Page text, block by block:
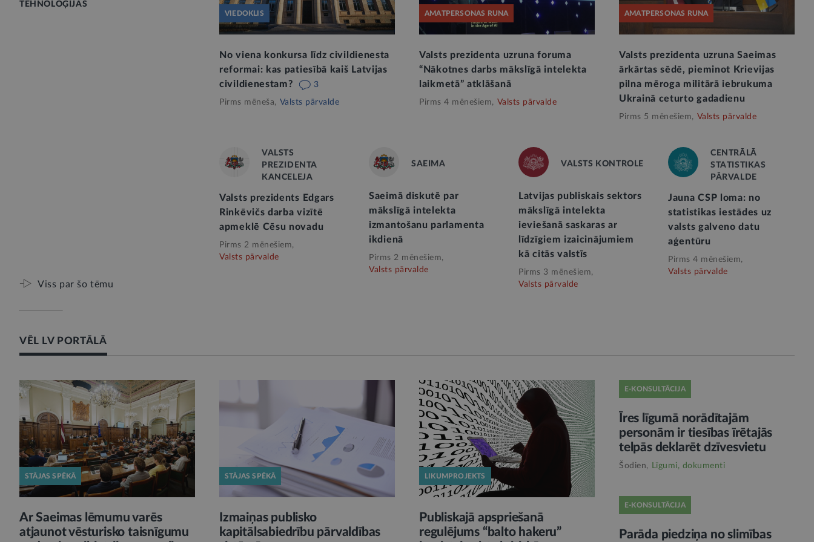
TEHNOLOĢIJAS
VIEDOKLIS
No viena konkursa līdz civildienesta
reformai: kas patiesībā kaiš Latvijas
civildienestam?
3
Pirms mēneša, Valsts pārvalde
AMATPERSONAS RUNA
Valsts prezidenta uzruna foruma
“Nākotnes darbs mākslīgā intelekta
laikmetā” atklāšanā
Pirms 4 mēnešiem, Valsts pārvalde
AMATPERSONAS RUNA
Valsts prezidenta uzruna Saeimas
ārkārtas sēdē, pieminot Krievijas
pilna mēroga militārā iebrukuma
Ukrainā ceturto gadadienu
Pirms 5 mēnešiem, Valsts pārvalde
VALSTS
PREZIDENTA
KANCELEJA
Valsts prezidents Edgars
Rinkēvičs darba vizītē
apmeklē Cēsu novadu
Pirms 2 mēnešiem,
Valsts pārvalde
SAEIMA
Saeimā diskutē par
mākslīgā intelekta
izmantošanu parlamenta
ikdienā
Pirms 2 mēnešiem,
Valsts pārvalde
VALSTS KONTROLE
Latvijas publiskais sektors
mākslīgā intelekta
ieviešanā saskaras ar
līdzīgiem izaicinājumiem
kā citās valstīs
Pirms 3 mēnešiem,
Valsts pārvalde
CENTRĀLĀ
STATISTIKAS
PĀRVALDE
Jauna CSP loma: no
statistikas iestādes uz
valsts galveno datu
aģentūru
Pirms 4 mēnešiem,
Valsts pārvalde
Viss par šo tēmu
VĒL LV PORTĀLĀ
STĀJAS SPĒKĀ
Ar Saeimas lēmumu varēs
atjaunot vēsturisko taisnīgumu
STĀJAS SPĒKĀ
Izmaiņas publisko
kapitālsabiedrību pārvaldības
LIKUMPROJEKTS
Publiskajā apspriešanā
regulējums “balto hakeru”
E-KONSULTĀCIJA
Īres līgumā norādītajām
personām ir tiesības īrētajās
telpās deklarēt dzīvesvietu
Šodien, Līgumi, dokumenti
E-KONSULTĀCIJA
Parāda piedziņa no slimības